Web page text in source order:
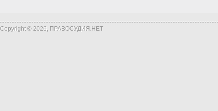
Copyright © 2026, ПРАВОСУДИЯ.НЕТ